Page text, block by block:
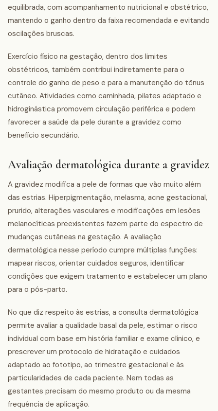
equilibrada, com acompanhamento nutricional e obstétrico,
mantendo o ganho dentro da faixa recomendada e evitando
oscilações bruscas.
Exercício físico na gestação, dentro dos limites
obstétricos, também contribui indiretamente para o
controle do ganho de peso e para a manutenção do tônus
cutâneo. Atividades como caminhada, pilates adaptado e
hidroginástica promovem circulação periférica e podem
favorecer a saúde da pele durante a gravidez como
benefício secundário.
Avaliação dermatológica durante a gravidez
A gravidez modifica a pele de formas que vão muito além
das estrias. Hiperpigmentação, melasma, acne gestacional,
prurido, alterações vasculares e modificações em lesões
melanocíticas preexistentes fazem parte do espectro de
mudanças cutâneas na gestação. A avaliação
dermatológica nesse período cumpre múltiplas funções:
mapear riscos, orientar cuidados seguros, identificar
condições que exigem tratamento e estabelecer um plano
para o pós-parto.
No que diz respeito às estrias, a consulta dermatológica
permite avaliar a qualidade basal da pele, estimar o risco
individual com base em história familiar e exame clínico, e
prescrever um protocolo de hidratação e cuidados
adaptado ao fototipo, ao trimestre gestacional e às
particularidades de cada paciente. Nem todas as
gestantes precisam do mesmo produto ou da mesma
frequência de aplicação.